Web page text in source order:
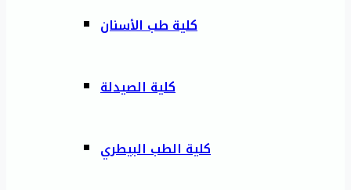
كلية طب الأسنان
كلية الصيدلة
كلية الطب البيطري